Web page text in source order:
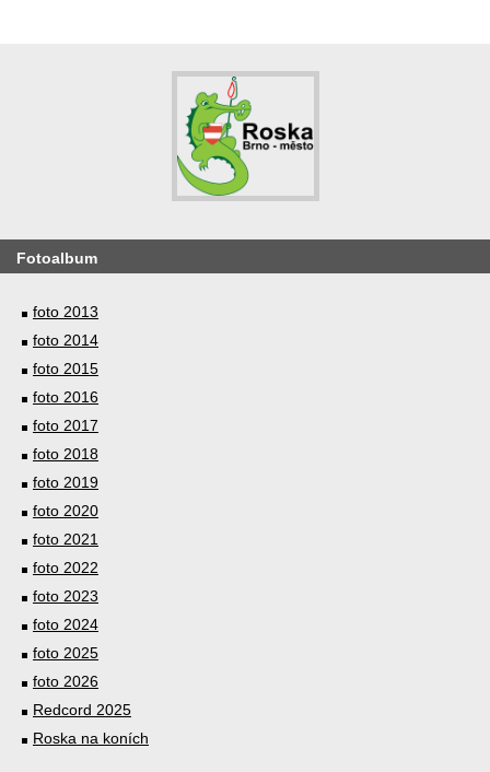
Fotoalbum
foto 2013
foto 2014
foto 2015
foto 2016
foto 2017
foto 2018
foto 2019
foto 2020
foto 2021
foto 2022
foto 2023
foto 2024
foto 2025
foto 2026
Redcord 2025
Roska na koních